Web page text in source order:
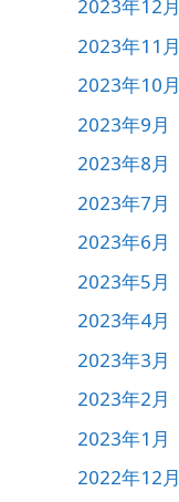
2023年12月
2023年11月
2023年10月
2023年9月
2023年8月
2023年7月
2023年6月
2023年5月
2023年4月
2023年3月
2023年2月
2023年1月
2022年12月